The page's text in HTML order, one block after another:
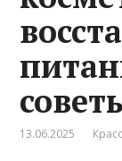
13.06.2025